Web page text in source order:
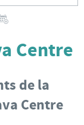
Centre
de la
Centre